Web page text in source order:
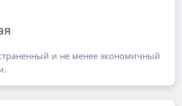
и не менее экономичный